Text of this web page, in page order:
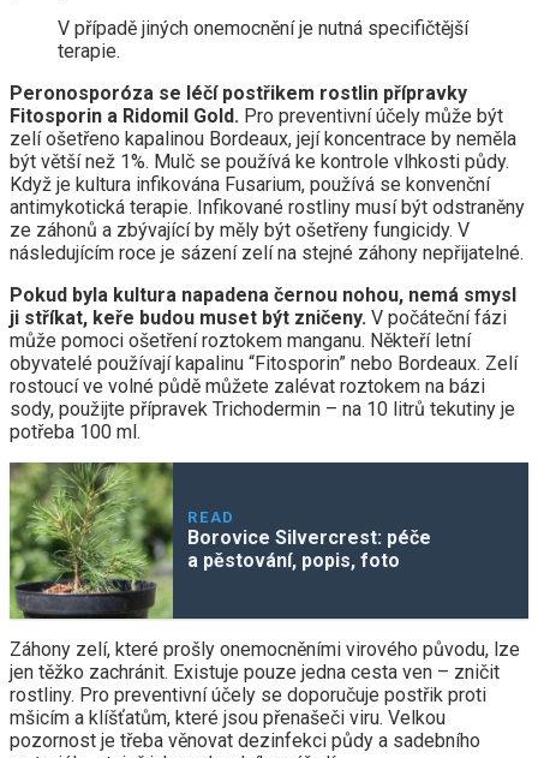
V případě jiných onemocnění je nutná specifičtější
terapie.
Peronosporóza se léčí postřikem rostlin přípravky
Fitosporin a Ridomil Gold. Pro preventivní účely může být
zelí ošetřeno kapalinou Bordeaux, její koncentrace by neměla
být větší než 1%. Mulč se používá ke kontrole vlhkosti půdy.
Když je kultura infikována Fusarium, používá se konvenční
antimykotická terapie. Infikované rostliny musí být odstraněny
ze záhonů a zbývající by měly být ošetřeny fungicidy. V
následujícím roce je sázení zelí na stejné záhony nepřijatelné.
Pokud byla kultura napadena černou nohou, nemá smysl
ji stříkat, keře budou muset být zničeny. V počáteční fázi
může pomoci ošetření roztokem manganu. Někteří letní
obyvatelé používají kapalinu “Fitosporin” nebo Bordeaux. Zelí
rostoucí ve volné půdě můžete zalévat roztokem na bázi
sody, použijte přípravek Trichodermin – na 10 litrů tekutiny je
potřeba 100 ml.
READ
Borovice Silvercrest: péče
a pěstování, popis, foto
Záhony zelí, které prošly onemocněními virového původu, lze
jen těžko zachránit. Existuje pouze jedna cesta ven – zničit
rostliny. Pro preventivní účely se doporučuje postřik proti
mšicím a klíšťatům, které jsou přenašeči viru. Velkou
pozornost je třeba věnovat dezinfekci půdy a sadebního